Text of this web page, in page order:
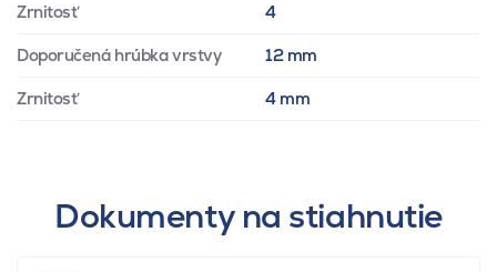
Zrnitosť 4
Doporučená hrúbka vrstvy 12 mm
Zrnitosť 4 mm
Dokumenty na stiahnutie